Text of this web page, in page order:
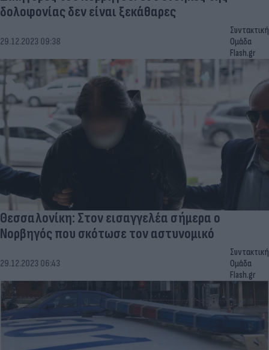
δολοφονίας δεν είναι ξεκάθαρες
29.12.2023 09:38
Συντακτική
Ομάδα
Flash.gr
Θεσσαλονίκη: Στον εισαγγελέα σήμερα ο
Νορβηγός που σκότωσε τον αστυνομικό
29.12.2023 06:43
Συντακτική
Ομάδα
Flash.gr